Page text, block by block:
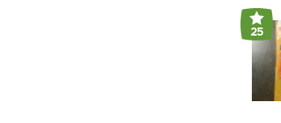
25